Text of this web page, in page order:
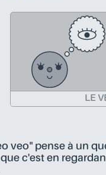
LE
veo" pense à un
c'est en